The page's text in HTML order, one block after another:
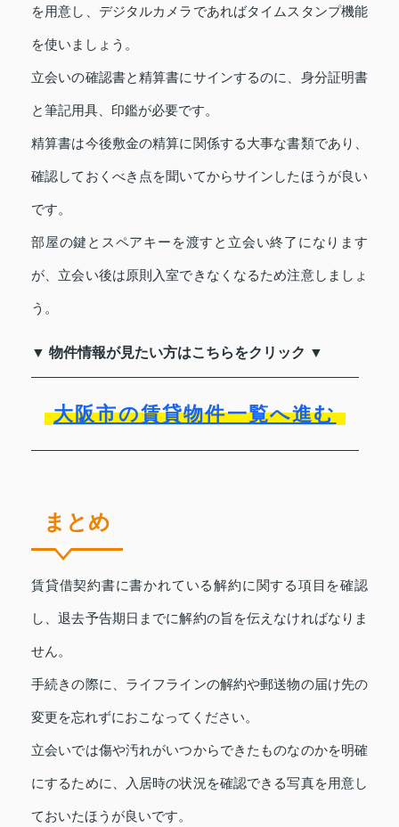
を用意し、デジタルカメラであればタイムスタンプ機能
を使いましょう。
立会いの確認書と精算書にサインするのに、身分証明書
と筆記用具、印鑑が必要です。
精算書は今後敷金の精算に関係する大事な書類であり、
確認しておくべき点を聞いてからサインしたほうが良い
です。
部屋の鍵とスペアキーを渡すと立会い終了になります
が、立会い後は原則入室できなくなるため注意しましょ
う。
▼ 物件情報が見たい方はこちらをクリック ▼
大阪市の賃貸物件一覧へ進む
まとめ
賃貸借契約書に書かれている解約に関する項目を確認
し、退去予告期日までに解約の旨を伝えなければなりま
せん。
手続きの際に、ライフラインの解約や郵送物の届け先の
変更を忘れずにおこなってください。
立会いでは傷や汚れがいつからできたものなのかを明確
にするために、入居時の状況を確認できる写真を用意し
ておいたほうが良いです。